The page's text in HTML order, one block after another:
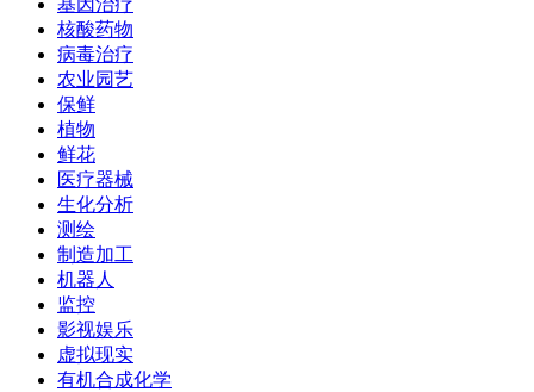
基因治疗
核酸药物
病毒治疗
农业园艺
保鲜
植物
鲜花
医疗器械
生化分析
测绘
制造加工
机器人
监控
影视娱乐
虚拟现实
有机合成化学